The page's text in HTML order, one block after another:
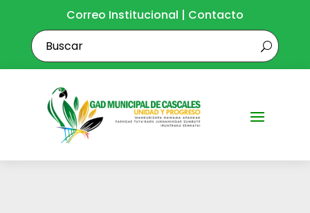
Correo Institucional | Contacto